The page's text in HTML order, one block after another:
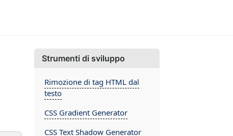
Strumenti di sviluppo
Rimozione di tag HTML dal
testo
CSS Gradient Generator
CSS Text Shadow Generator